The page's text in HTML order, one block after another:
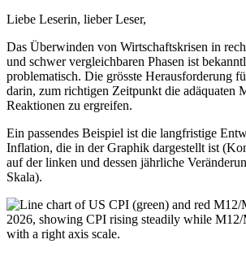
Liebe Leserin, lieber Leser,
Das Überwinden von Wirtschaftskrisen in
und schwer vergleichbaren Phasen ist
problematisch. Die grösste Herausforderung
darin, zum richtigen Zeitpunkt die adäquaten
Reaktionen zu ergreifen.
Ein passendes Beispiel ist die langfristige
Inflation, die in der Graphik dargestellt ist
auf der linken und dessen jährliche
Skala).